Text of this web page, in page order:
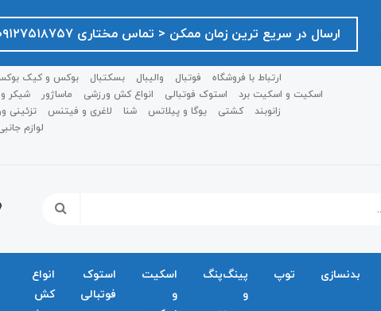
ارسال در سریع ترین زمان ممکن ‌< تماس مختاری ۰۹۱۲۷۵۱۸۷۵۷ >
ارتباط با فروشگاه فوتبال والیبال بسکتبال بوکس و کیک
اسکیت و اسکیت برد
استوک فوتبالی انواع کش ورزشی ماساژور شیکر
زانوبند
کشتی یوگا و پیلاتس شنا لاغری و فیتنس تزئینی
لوازم
بدنسازی توپ
پینگ‌پنگ
و
اسکیت
و
استوک
فوتبالی
انواع
کش